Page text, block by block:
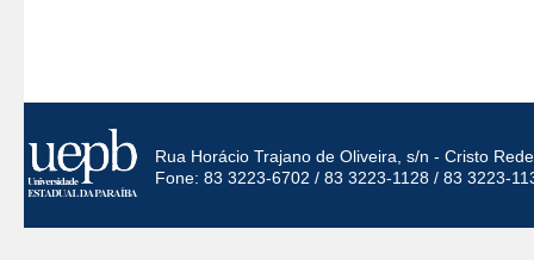
Rua Horácio Trajano de Oliveira, s/n - Cristo
Fone: 83 3223-6702 / 83 3223-1128 / 83 3223-